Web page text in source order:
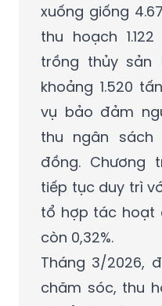
xuống giống
thu hoạch
trồng thủy sản
khoảng 1.520
vụ bảo đảm
thu ngân sách
đồng. Chương
tiếp tục duy trì
tổ hợp tác hoạt
còn 0,32%.
Tháng 3/2026,
chăm sóc, thu